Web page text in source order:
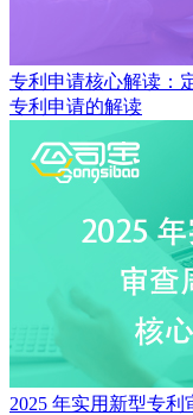
专利申请核心解读：
专利申请的解读
2025 年实用新型专利